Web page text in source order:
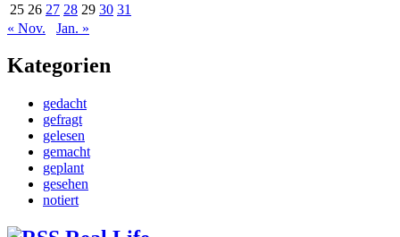
25 26 27 28 29 30 31
« Nov.
Jan. »
Kategorien
gedacht
gefragt
gelesen
gemacht
geplant
gesehen
notiert